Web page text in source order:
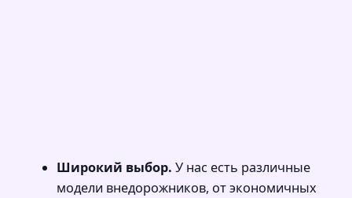
Широкий выбор. У нас есть различные
модели внедорожников, от экономичных